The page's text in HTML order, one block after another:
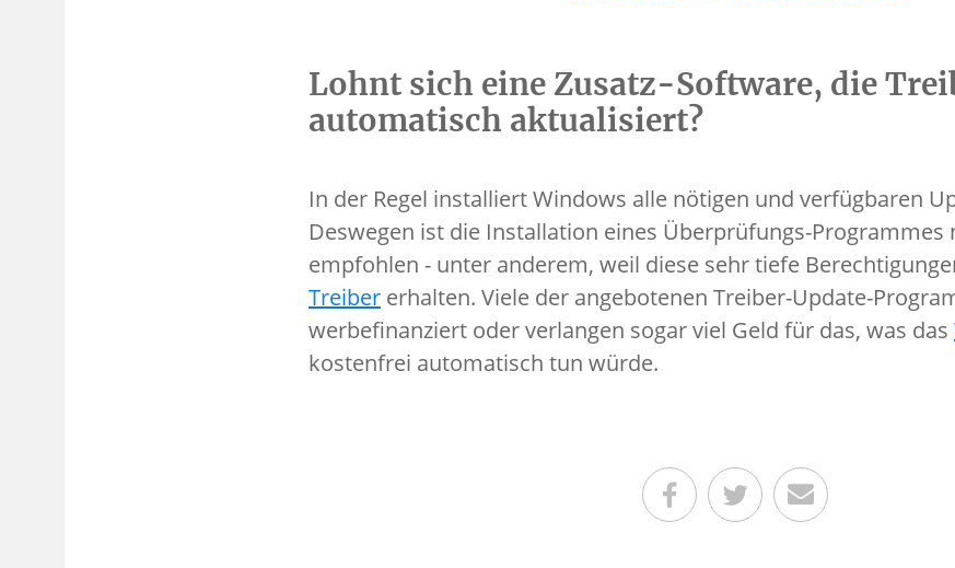
Lohnt sich eine Zusatz-Software, die
automatisch aktualisiert?
In der Regel installiert Windows alle nötigen und verfügbaren
Deswegen ist die Installation eines Überprüfungs-
empfohlen - unter anderem, weil diese sehr tiefe
Treiber erhalten. Viele der angebotenen Treiber-Update-
werbefinanziert oder verlangen sogar viel Geld für das, was das
kostenfrei automatisch tun würde.
Teilen auf Facebook
Teilen auf Twitter
Per E-Mail